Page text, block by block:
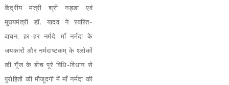
केंद्रीय मंत्री श्री नड्डा एवं
मुख्यमंत्री डॉ. यादव ने स्वस्ति-
वाचन, हर-हर नर्मदे, माँ नर्मदा के
जयकारों और नर्मदाष्टकम् के श्लोकों
की गूँज के बीच पूरे विधि-विधान से
पुरोहितों की मौजूदगी में माँ नर्मदा की